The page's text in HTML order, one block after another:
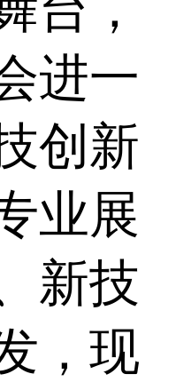
进一
创新
业展
新技
，现